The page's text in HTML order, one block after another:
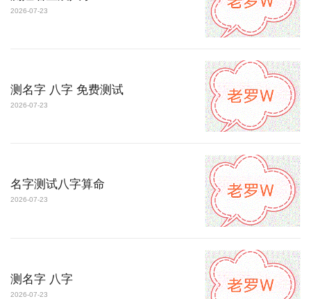
2026-07-23
测名字 八字 免费测试
2026-07-23
名字测试八字算命
2026-07-23
测名字 八字
2026-07-23